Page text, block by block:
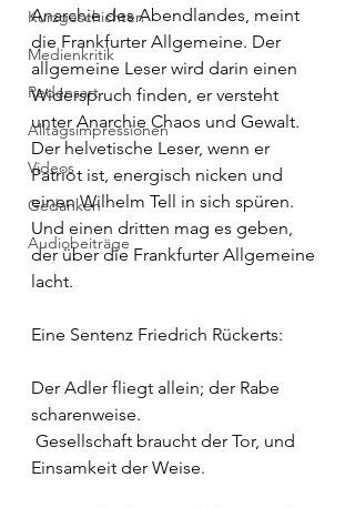
Kurzgeschichten
Medienkritik
Redensart
Alltagsimpressionen
Videos
Gedanken
Audiobeiträge
Anarchie des Abendlandes, meint
die Frankfurter Allgemeine. Der
allgemeine Leser wird darin einen
Widerspruch finden, er versteht
unter Anarchie Chaos und Gewalt.
Der helvetische Leser, wenn er
Patriot ist, energisch nicken und
einen Wilhelm Tell in sich spüren.
Und einen dritten mag es geben,
der über die Frankfurter Allgemeine
lacht.
Eine Sentenz Friedrich Rückerts:
Der Adler fliegt allein; der Rabe
scharenweise.
Einsamkeit der Weise.